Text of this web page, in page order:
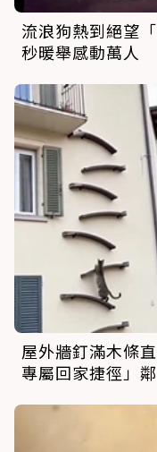
流浪狗熱到絕望
秒暖舉感動萬人
屋外牆釘滿木條
專屬回家捷徑」